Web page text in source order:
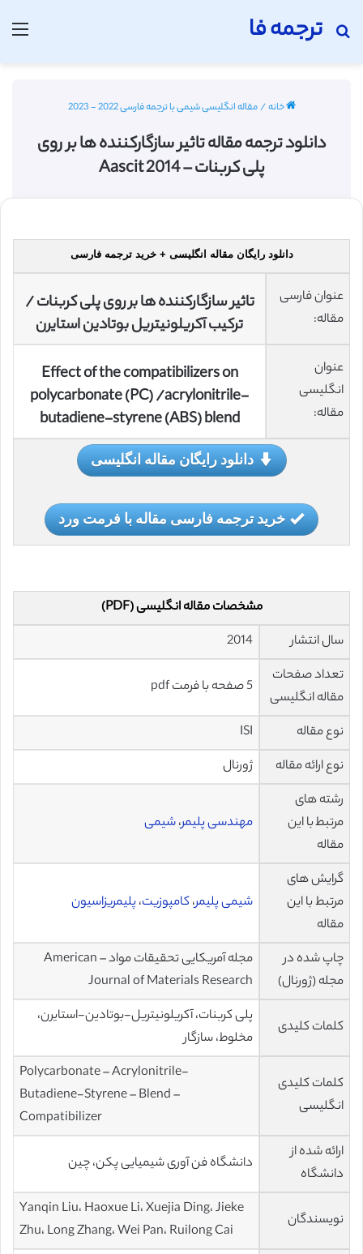
ترجمه فا
جستجو برای
خانه/مقاله انگلیسی شیمی با ترجمه فارسی 2022 - 2023
دانلود ترجمه مقاله تاثیر سازگارکننده ها بر روی
پلی کربنات – Aascit 2014
دانلود رایگان مقاله انگلیسی + خرید ترجمه فارسی
عنوان فارسی
مقاله:
تاثیر سازگارکننده ها بر روی پلی کربنات /
ترکیب آکریلونیتریل بوتادین استایرن
عنوان
انگلیسی
مقاله:
Effect of the compatibilizers on
polycarbonate (PC) /acrylonitrile-
butadiene-styrene (ABS) blend
دانلود رایگان مقاله انگلیسی
خرید ترجمه فارسی مقاله با فرمت ورد
مشخصات مقاله انگلیسی (PDF)
سال انتشار
2014
تعداد صفحات
مقاله انگلیسی
5 صفحه با فرمت pdf
نوع مقاله
ISI
نوع ارائه مقاله
ژورنال
رشته های
مرتبط با این
مقاله
مهندسی پلیمر،شیمی
گرایش های
مرتبط با این
مقاله
شیمی پلیمر،کامپوزیت،پلیمریزاسیون
چاپ شده در
مجله (ژورنال)
مجله آمریکایی تحقیقات مواد – American
Journal of Materials Research
کلمات کلیدی
پلی کربنات، آکریلونیتریل-بوتادین-استایرن،
مخلوط، سازگار
کلمات کلیدی
انگلیسی
Polycarbonate – Acrylonitrile-
Butadiene-Styrene – Blend –
Compatibilizer
ارائه شده از
دانشگاه
دانشگاه فن آوری شیمیایی پکن، چین
نویسندگان
Yanqin Liu، Haoxue Li، Xuejia Ding، Jieke
Zhu، Long Zhang، Wei Pan، Ruilong Cai